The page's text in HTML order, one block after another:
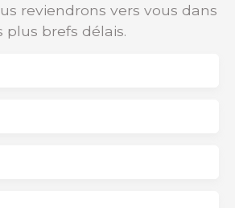
reviendrons vers vous dans
plus brefs délais.